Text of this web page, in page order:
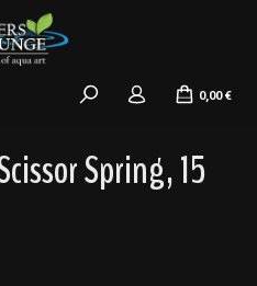
0,00 €
Spring, 15